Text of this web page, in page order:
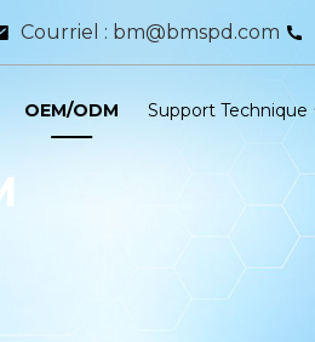
Courriel : bm@bmspd.com
OEM/ODM Support Technique